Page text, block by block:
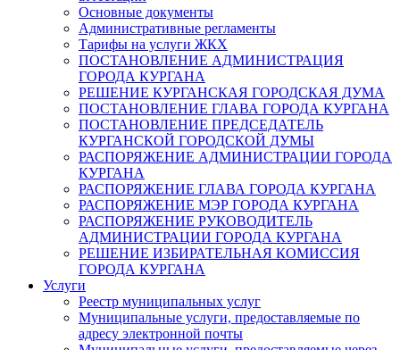
Основные документы
Административные регламенты
Тарифы на услуги ЖКХ
ПОСТАНОВЛЕНИЕ АДМИНИСТРАЦИЯ
ГОРОДА КУРГАНА
РЕШЕНИЕ КУРГАНСКАЯ ГОРОДСКАЯ ДУМА
ПОСТАНОВЛЕНИЕ ГЛАВА ГОРОДА КУРГАНА
ПОСТАНОВЛЕНИЕ ПРЕДСЕДАТЕЛЬ
КУРГАНСКОЙ ГОРОДСКОЙ ДУМЫ
РАСПОРЯЖЕНИЕ АДМИНИСТРАЦИИ ГОРОДА
КУРГАНА
РАСПОРЯЖЕНИЕ ГЛАВА ГОРОДА КУРГАНА
РАСПОРЯЖЕНИЕ МЭР ГОРОДА КУРГАНА
РАСПОРЯЖЕНИЕ РУКОВОДИТЕЛЬ
АДМИНИСТРАЦИИ ГОРОДА КУРГАНА
РЕШЕНИЕ ИЗБИРАТЕЛЬНАЯ КОМИССИЯ
ГОРОДА КУРГАНА
Услуги
Реестр муниципальных услуг
Муниципальные услуги, предоставляемые по
адресу электронной почты